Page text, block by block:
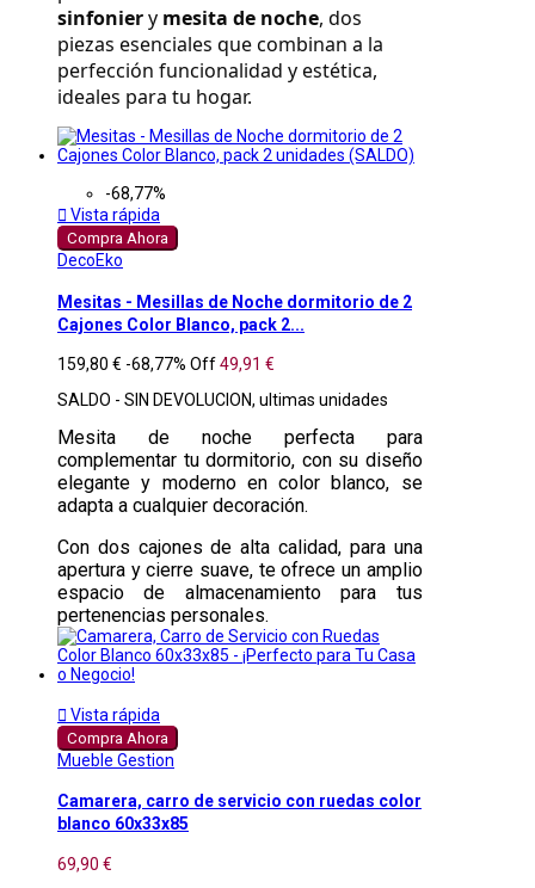
sinfonier y mesita de noche, dos
piezas esenciales que combinan a la
perfección funcionalidad y estética,
ideales para tu hogar.
-68,77%
 Vista rápida
Compra Ahora
DecoEko
Mesitas - Mesillas de Noche dormitorio de 2
Cajones Color Blanco, pack 2...
159,80 € -68,77% Off49,91 €
SALDO - SIN DEVOLUCION, ultimas unidades
Mesita de noche perfecta para
complementar tu dormitorio, con su diseño
elegante y moderno en color blanco, se
adapta a cualquier decoración.
Con dos cajones de alta calidad, para una
apertura y cierre suave, te ofrece un amplio
espacio de almacenamiento para tus
pertenencias personales.
 Vista rápida
Compra Ahora
Mueble Gestion
Camarera, carro de servicio con ruedas color
blanco 60x33x85
69,90 €